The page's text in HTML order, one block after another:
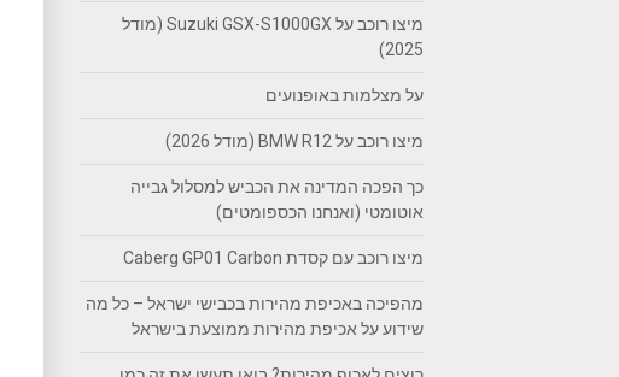
מיצו רוכב על Suzuki GSX-S1000GX (מודל
2025)
על מצלמות באופנועים
מיצו רוכב על BMW R12 (מודל 2026)
כך הפכה המדינה את הכביש למסלול גבייה
אוטומטי (ואנחנו הכספומטים)
מיצו רוכב עם קסדת Caberg GP01 Carbon
מהפיכה באכיפת מהירות בכבישי ישראל – כל מה
שידוע על אכיפת מהירות ממוצעת בישראל